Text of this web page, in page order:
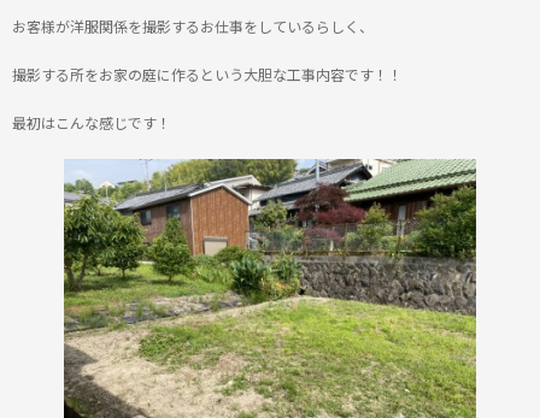
お客様が洋服関係を撮影するお仕事をしているらしく、
撮影する所をお家の庭に作るという大胆な工事内容です！！
最初はこんな感じです！